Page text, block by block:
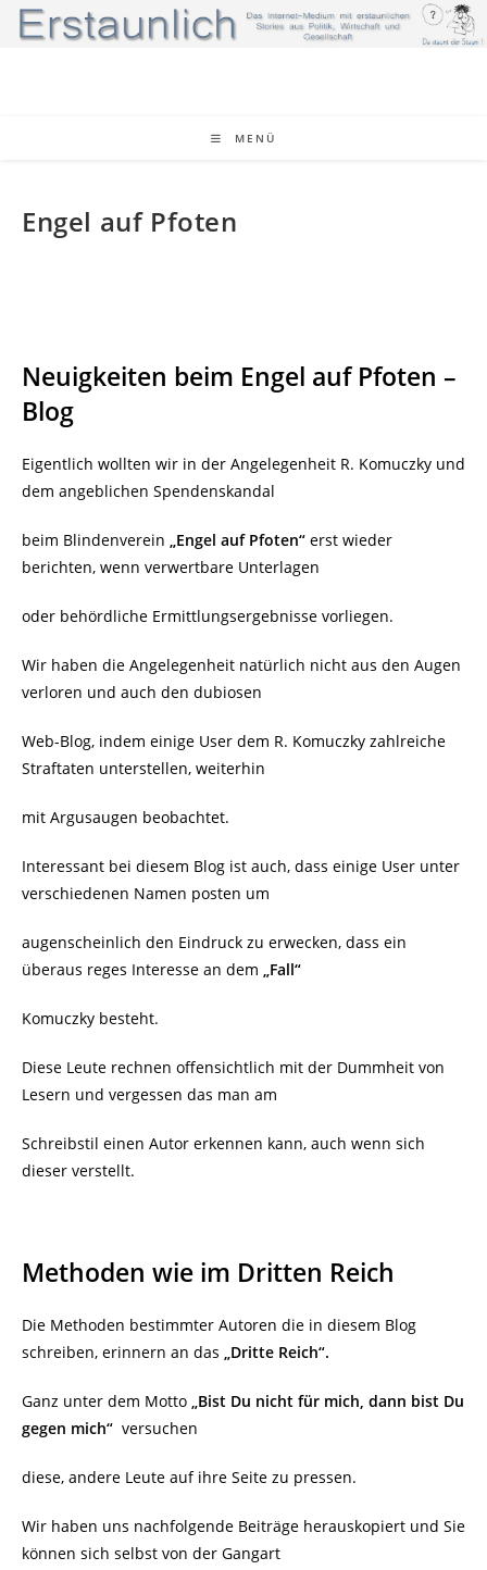
Zum
Inhalt
MENÜ
Engel auf Pfoten
Neuigkeiten beim Engel auf Pfoten –
Blog
Eigentlich wollten wir in der Angelegenheit R. Komuczky und
dem angeblichen Spendenskandal
beim Blindenverein „Engel auf Pfoten“ erst wieder
berichten, wenn verwertbare Unterlagen
oder behördliche Ermittlungsergebnisse vorliegen.
Wir haben die Angelegenheit natürlich nicht aus den Augen
verloren und auch den dubiosen
Web-Blog, indem einige User dem R. Komuczky zahlreiche
Straftaten unterstellen, weiterhin
mit Argusaugen beobachtet.
Interessant bei diesem Blog ist auch, dass einige User unter
verschiedenen Namen posten um
augenscheinlich den Eindruck zu erwecken, dass ein
überaus reges Interesse an dem „Fall“
Komuczky besteht.
Diese Leute rechnen offensichtlich mit der Dummheit von
Lesern und vergessen das man am
Schreibstil einen Autor erkennen kann, auch wenn sich
dieser verstellt.
Methoden wie im Dritten Reich
Die Methoden bestimmter Autoren die in diesem Blog
schreiben, erinnern an das „Dritte Reich“.
Ganz unter dem Motto „Bist Du nicht für mich, dann bist Du
gegen mich“ versuchen
diese, andere Leute auf ihre Seite zu pressen.
Wir haben uns nachfolgende Beiträge herauskopiert und Sie
können sich selbst von der Gangart